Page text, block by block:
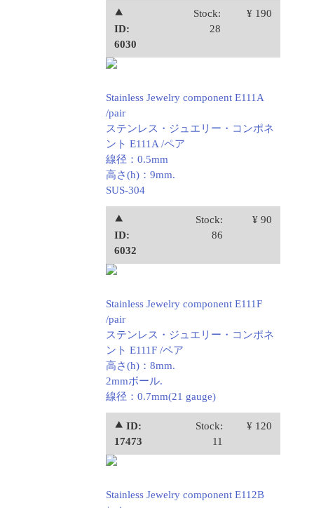
⯅
ID:
6030
Stock:
28
¥ 190
Stainless Jewelry component E111A
/pair
ステンレス・ジュエリー・コンポネ
ント E111A /ペア
線径：0.5mm
高さ(h)：9mm.
SUS-304
⯅
ID:
6032
Stock:
86
¥ 90
Stainless Jewelry component E111F
/pair
ステンレス・ジュエリー・コンポネ
ント E111F /ペア
高さ(h)：8mm.
2mmボール.
線径：0.7mm(21 gauge)
⯅ ID:
17473
Stock:
11
¥ 120
Stainless Jewelry component E112B